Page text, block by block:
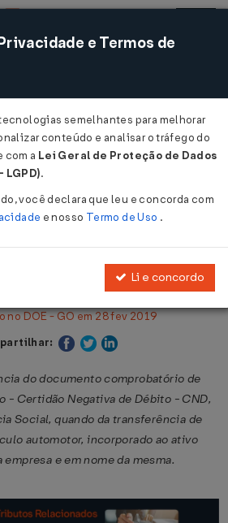
Acessar
GO Nº 126 DE
DOE - GO em 28 fev 2019
do documento comprobatório de
- Certidão Negativa de Débito - CND,
Social, quando da transferência de
automotor, incorporado ao ativo
e em nome da mesma.
e Termos de
semelhantes para melhorar
conteúdo e analisar o tráfego do
com a Lei Geral de Proteção de Dados
LGPD).
você declara que leu e concorda com
e nosso Termo de Uso .
Li e concordo